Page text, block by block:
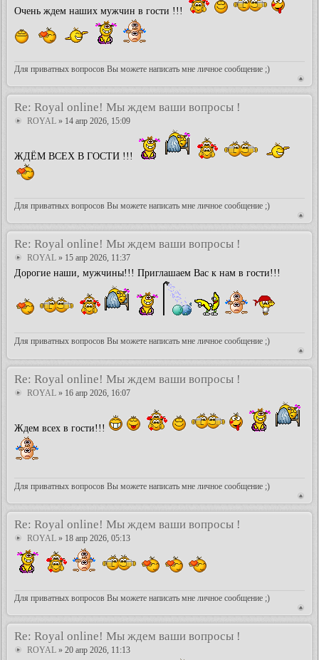
Очень ждем наших мужчин в гости !!!
Для приватных вопросов Вы можете написать мне личное сообщение ;)
Re: Royal online! Мы ждем ваши вопросы !
ROYAL » 14 апр 2026, 15:09
ЖДЁМ ВСЕХ В ГОСТИ !!!
Для приватных вопросов Вы можете написать мне личное сообщение ;)
Re: Royal online! Мы ждем ваши вопросы !
ROYAL » 15 апр 2026, 11:37
Дорогие наши, мужчины!!! Приглашаем Вас к нам в гости!!!
Для приватных вопросов Вы можете написать мне личное сообщение ;)
Re: Royal online! Мы ждем ваши вопросы !
ROYAL » 16 апр 2026, 16:07
Ждем всех в гости!!!
Для приватных вопросов Вы можете написать мне личное сообщение ;)
Re: Royal online! Мы ждем ваши вопросы !
ROYAL » 18 апр 2026, 05:13
Для приватных вопросов Вы можете написать мне личное сообщение ;)
Re: Royal online! Мы ждем ваши вопросы !
ROYAL » 20 апр 2026, 11:13